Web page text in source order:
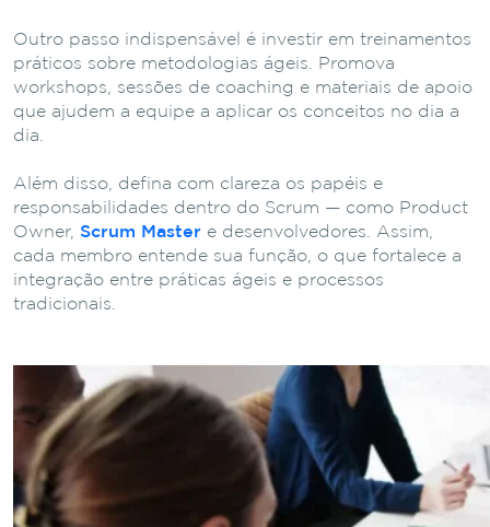
Outro passo indispensável é investir em treinamentos
práticos sobre metodologias ágeis. Promova
workshops, sessões de coaching e materiais de apoio
que ajudem a equipe a aplicar os conceitos no dia a
dia.
Além disso, defina com clareza os papéis e
responsabilidades dentro do Scrum — como Product
Owner, Scrum Master e desenvolvedores. Assim,
cada membro entende sua função, o que fortalece a
integração entre práticas ágeis e processos
tradicionais.